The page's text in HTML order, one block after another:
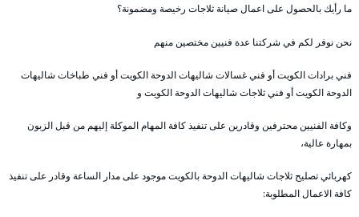
ما رأيك بالحصول على اعمال صيانة ثلاجات رخيصة ومضمونة؟
نحن نوفر لكم في شركتنا عدة فنيين مختصين منهم
فني برادات الكويت أو فني غسالات شاليهات الدوحة الكويت أو فني طباخات شاليهات
الدوحة الكويت أو فني ثلاجات شاليهات الدوحة الكويت و
وكافة الفنيين محترفين وقادرين على تنفيذ كافة المهام الموكلة إليهم من قبل الزبون
بمهارة عالية،
كهربائي تصليح ثلاجات شاليهات الدوحة بالكويت موجود على مدار الساعة وقادر على تنفيذ
كافة الاعمال المطلوبة: